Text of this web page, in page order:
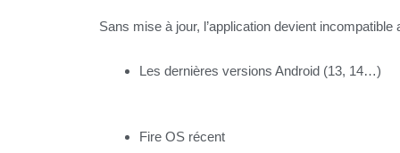
Sans mise à jour, l’application devient incompatible
Les dernières versions Android (13, 14…)
Fire OS récent